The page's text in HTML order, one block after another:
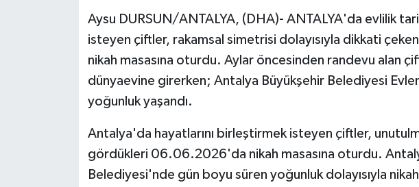
Aysu DURSUN/ANTALYA, (DHA)- ANTALYA'da evlilik
isteyen çiftler, rakamsal simetrisi dolayısıyla dikkati
nikah masasına oturdu. Aylar öncesinden randevu alan
dünyaevine girerken; Antalya Büyükşehir Belediyesi
yoğunluk yaşandı.
Antalya'da hayatlarını birleştirmek isteyen çiftler,
gördükleri 06.06.2026'da nikah masasına oturdu.
Belediyesi'nde gün boyu süren yoğunluk dolayısıyla